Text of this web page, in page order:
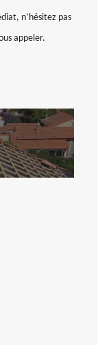
n’hésitez pas
appeler.